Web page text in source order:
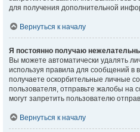
для получения дополнительной
Вернуться к началу
Я постоянно получаю
Вы можете автоматически удалять
используя правила для сообщений в
получаете оскорбительные личные
пользователя, отправьте жалобы на
могут запретить пользователю
Вернуться к началу